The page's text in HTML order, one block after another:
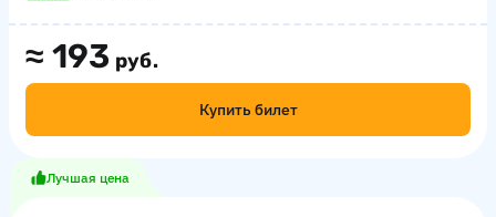
≈ 193 руб.
Купить билет
Лучшая цена